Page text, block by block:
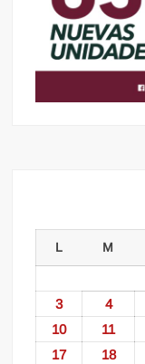
L M
3 4
10 11
17 18